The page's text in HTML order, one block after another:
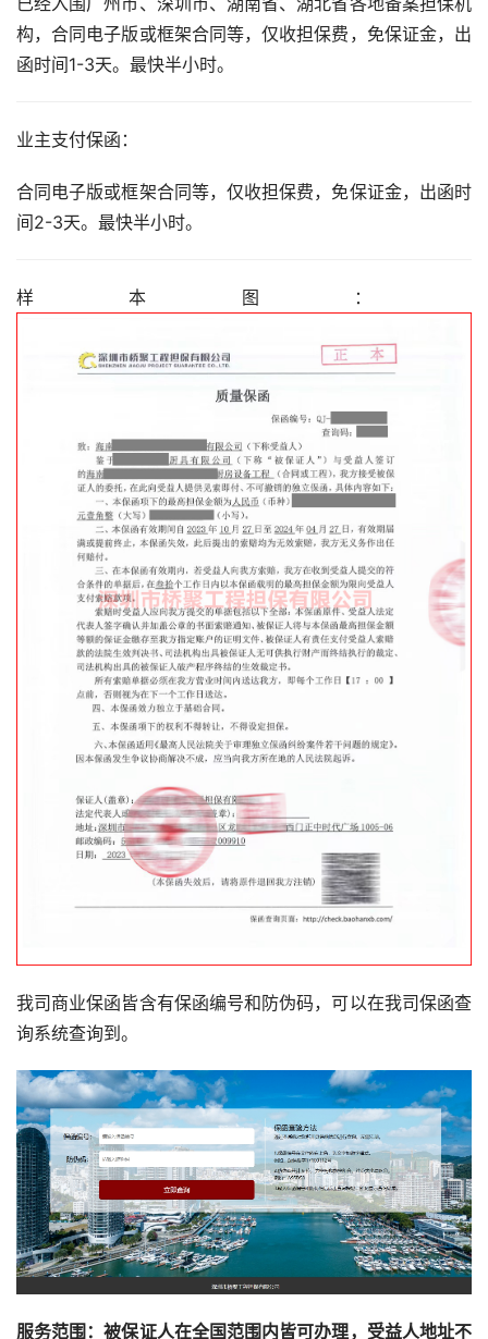
构，合同电子版或框架合同等，仅收担保费，免保证金，出
函时间1-3天。最快半小时。
业主支付保函：
合同电子版或框架合同等，仅收担保费，免保证金，出函时
间2-3天。最快半小时。
样本图：
我司商业保函皆含有保函编号和防伪码，可以在我司保函查
询系统查询到。
服务范围：被保证人在全国范围内皆可办理，受益人地址不